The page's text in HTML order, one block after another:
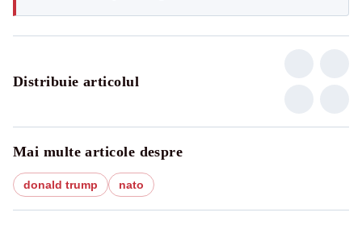
Distribuie articolul
Mai multe articole despre
donald trump nato